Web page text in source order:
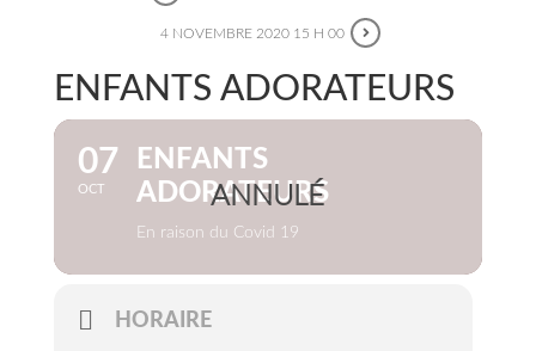
4 NOVEMBRE 2020 15 H 00
ENFANTS ADORATEURS
07
OCT
ENFANTS
ADORATEURS
En raison du Covid 19
HORAIRE